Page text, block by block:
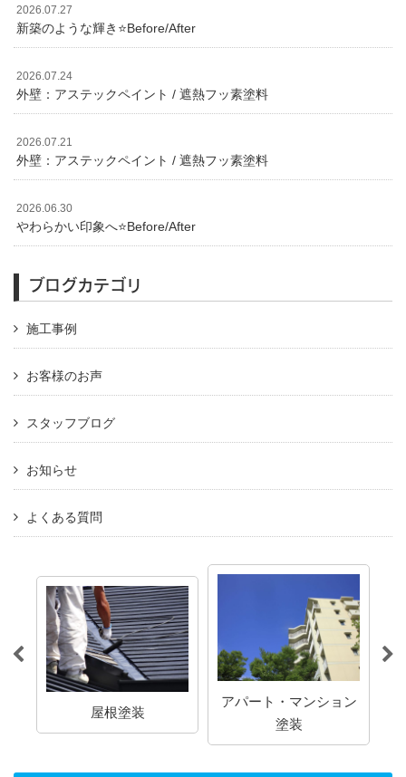
2026.07.27
新築のような輝き⭐️Before/After
2026.07.24
外壁：アステックペイント / 遮熱フッ素塗料
2026.07.21
外壁：アステックペイント / 遮熱フッ素塗料
2026.06.30
やわらかい印象へ⭐️Before/After
ブログカテゴリ
施工事例
お客様のお声
スタッフブログ
お知らせ
よくある質問
屋根塗装
アパート・マンション
塗装